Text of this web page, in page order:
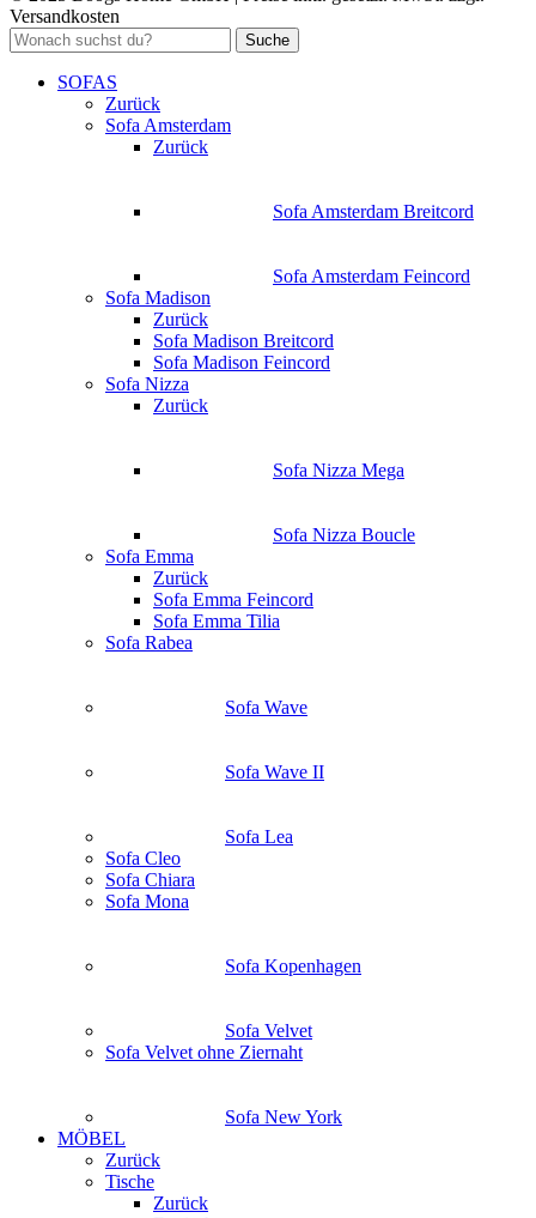
Versandkosten
Suche
SOFAS
Zurück
Sofa Amsterdam
Zurück
Sofa Amsterdam Breitcord
Sofa Amsterdam Feincord
Sofa Madison
Zurück
Sofa Madison Breitcord
Sofa Madison Feincord
Sofa Nizza
Zurück
Sofa Nizza Mega
Sofa Nizza Boucle
Sofa Emma
Zurück
Sofa Emma Feincord
Sofa Emma Tilia
Sofa Rabea
Sofa Wave
Sofa Wave II
Sofa Lea
Sofa Cleo
Sofa Chiara
Sofa Mona
Sofa Kopenhagen
Sofa Velvet
Sofa Velvet ohne Ziernaht
Sofa New York
MÖBEL
Zurück
Tische
Zurück